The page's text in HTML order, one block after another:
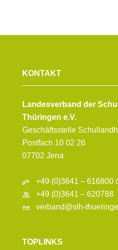
KONTAKT
Landesverband der
Thüringen e.V.
Geschäftsstelle
Postfach 10 02 26
07702 Jena
+49 (0)3641 – 616800
+49 (0)3641 – 620788
verband@slh-
TOPLINKS